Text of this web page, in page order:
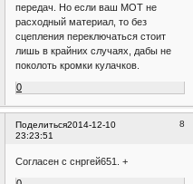
передач. Но если ваш МОТ не
расходный материал, то без
сцепления переключаться стоит
лишь в крайних случаях, дабы не
поколоть кромки кулачков.
0
Поделиться 8
2014-12-10
23:23:51
Согласен с снргей651. +